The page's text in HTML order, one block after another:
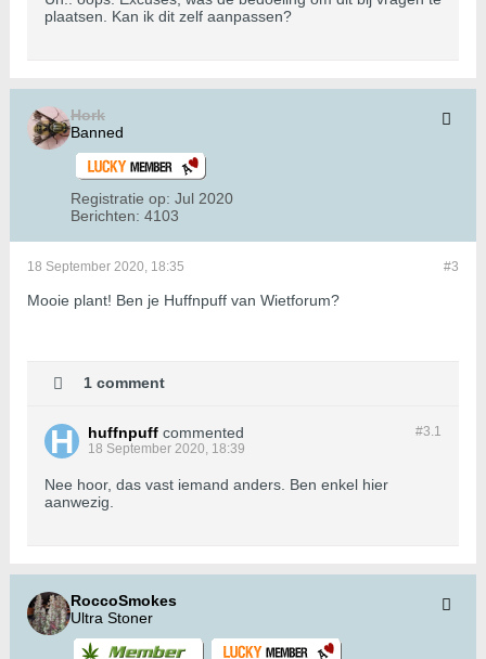
plaatsen. Kan ik dit zelf aanpassen?
Hork
Banned
Registratie op: Jul 2020
Berichten: 4103
#3
18 September 2020, 18:35
Mooie plant! Ben je Huffnpuff van Wietforum?
1 comment
#3.1
huffnpuff commented
18 September 2020, 18:39
Nee hoor, das vast iemand anders. Ben enkel hier
aanwezig.
RoccoSmokes
Ultra Stoner